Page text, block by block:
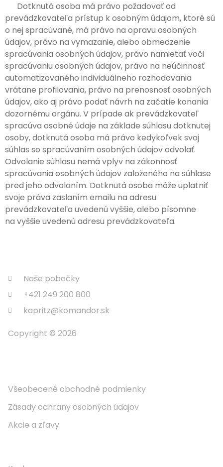
Dotknutá osoba má právo požadovať od
prevádzkovateľa prístup k osobným údajom, ktoré sú
o nej spracúvané, má právo na opravu osobných
údajov, právo na vymazanie, alebo obmedzenie
spracúvania osobných údajov, právo namietať voči
spracúvaniu osobných údajov, právo na neúčinnosť
automatizovaného individuálneho rozhodovania
vrátane profilovania, právo na prenosnosť osobných
údajov, ako aj právo podať návrh na začatie konania
dozornému orgánu. V prípade ak prevádzkovateľ
spracúva osobné údaje na základe súhlasu dotknutej
osoby, dotknutá osoba má právo kedykoľvek svoj
súhlas so spracúvaním osobných údajov odvolať.
Odvolanie súhlasu nemá vplyv na zákonnosť
spracúvania osobných údajov založeného na súhlase
pred jeho odvolaním. Dotknutá osoba môže uplatniť
svoje práva zaslaním emailu na adresu
prevádzkovateľa uvedenú vyššie, alebo písomne
na vyššie uvedenú adresu prevádzkovateľa.
Naše pobočky
+421 249 200 800
kapritz@komandor.sk
Copyright © 2026
Všeobecené obchodné podmienky
Zásady ochrany osobných údajov
Akcie a zľavy